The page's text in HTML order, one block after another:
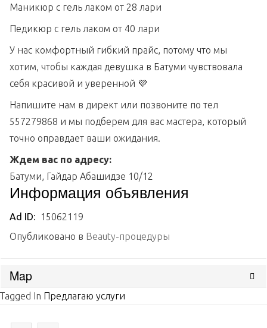
Маникюр с гель лаком от 28 лари
Педикюр с гель лаком от 40 лари
У нас комфортный гибкий прайс, потому что мы
хотим, чтобы каждая девушка в Батуми чувствовала
себя красивой и уверенной 💜
Напишите нам в директ или позвоните по тел
557279868 и мы подберем для вас мастера, который
точно оправдает ваши ожидания.
Ждем вас по адресу:
Батуми, Гайдар Абашидзе 10/12
Информация объявления
Ad ID:
15062119
Опубликовано в Beauty-процедуры
Map
Tagged In Предлагаю услуги